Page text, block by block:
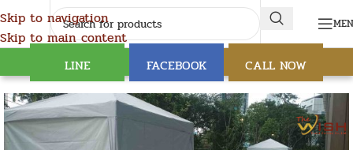
Skip to navigation
Skip to main content
LINE FACEBOOK CALL NOW